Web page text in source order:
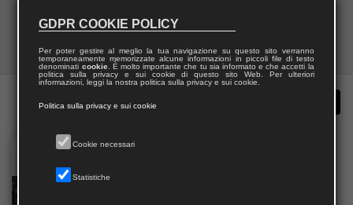
GDPR COOKIE POLICY
Per poter gestire al meglio la tua navigazione su questo sito verranno
temporaneamente memorizzate alcune informazioni in piccoli file di testo
denominati cookie. È molto importante che tu sia informato e che accetti la
politica sulla privacy e sui cookie di questo sito Web. Per ulteriori
informazioni, leggi la nostra politica sulla privacy e sui cookie.
Politica sulla privacy e sui cookie
Cookie necessari
Statistiche